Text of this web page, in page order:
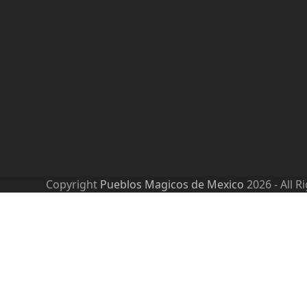
Copyright Pueblos Magicos de Mexico 2026 - All